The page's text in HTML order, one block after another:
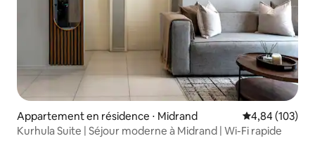
Appartement en résidence ⋅ Midrand Évaluation
4,84 (103)
Kurhula Suite | Séjour moderne à Midrand | Wi-Fi rapide